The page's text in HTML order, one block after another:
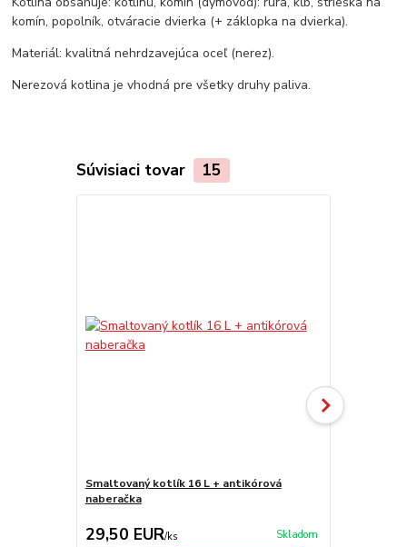
komín, popolník, otváracie dvierka (+ záklopka na dvierka).
Materiál: kvalitná nehrdzavejúca oceľ (nerez).
Nerezová kotlina je vhodná pre všetky druhy paliva.
Súvisiaci tovar 15
Smaltovaný kotlík 16 L + antikórová
naberačka
29,50 EUR/ks Skladom